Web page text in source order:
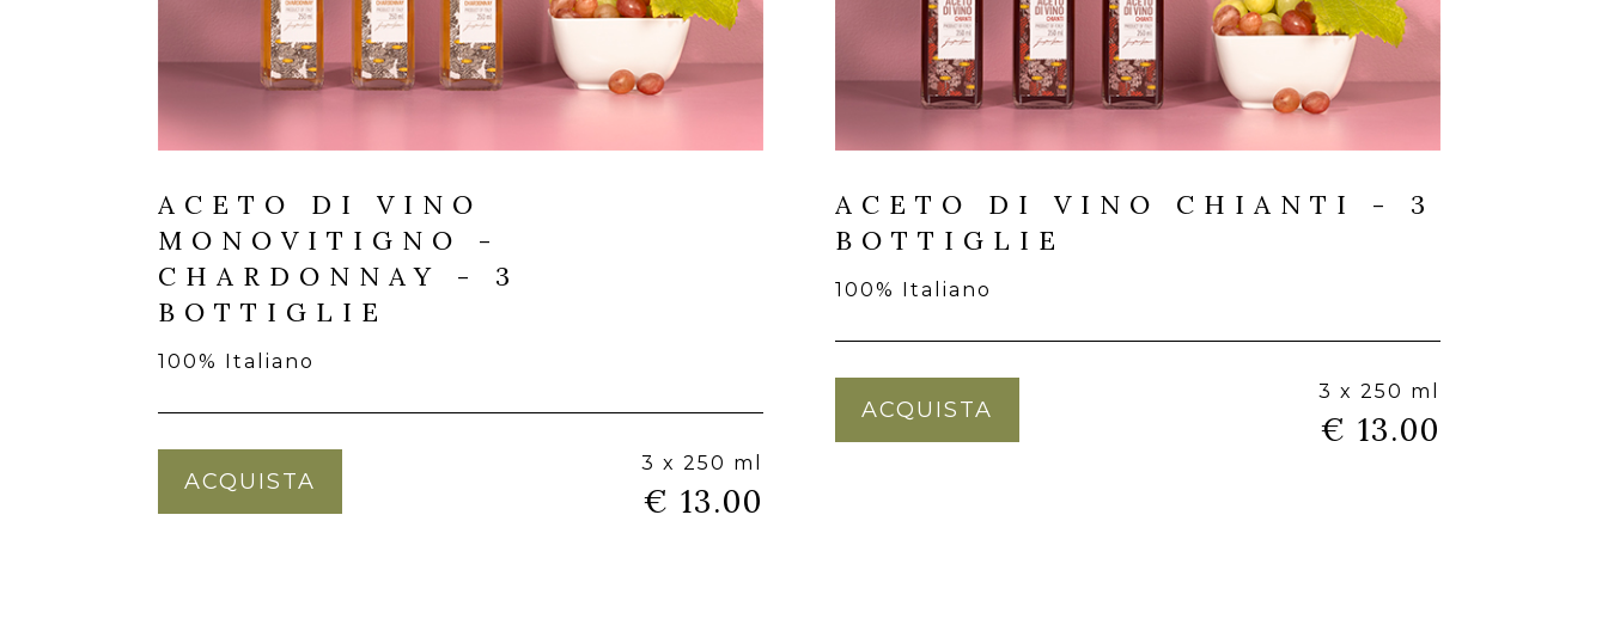
ACETO DI VINO
MONOVITIGNO -
CHARDONNAY - 3
BOTTIGLIE
100% Italiano
ACQUISTA
3 x 250 ml
€ 13.00
ACETO DI VINO CHIANTI - 3
BOTTIGLIE
100% Italiano
ACQUISTA
3 x 250 ml
€ 13.00